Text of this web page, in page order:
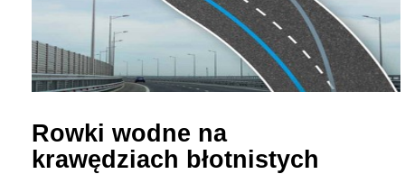
Rowki wodne na
krawędziach błotnistych